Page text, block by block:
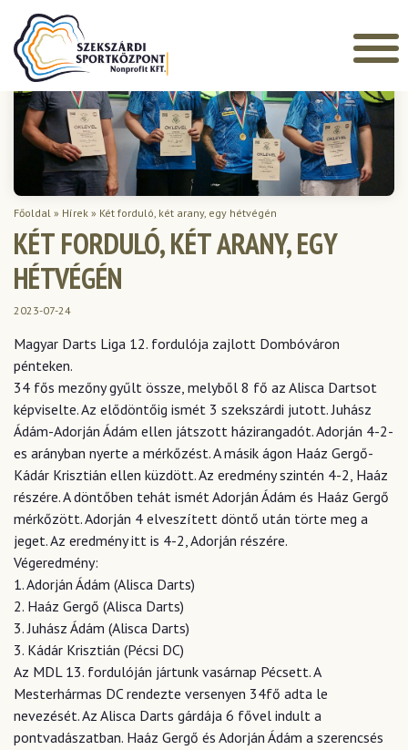
Főoldal » Hírek » Két forduló, két arany, egy hétvégén
KÉT FORDULÓ, KÉT ARANY, EGY
HÉTVÉGÉN
2023-07-24
Magyar Darts Liga 12. fordulója zajlott Dombóváron
pénteken.
34 fős mezőny gyűlt össze, melyből 8 fő az Alisca Dartsot
képviselte. Az elődöntőig ismét 3 szekszárdi jutott. Juhász
Ádám-Adorján Ádám ellen játszott házirangadót. Adorján 4-2-
es arányban nyerte a mérkőzést. A másik ágon Haáz Gergő-
Kádár Krisztián ellen küzdött. Az eredmény szintén 4-2, Haáz
részére. A döntőben tehát ismét Adorján Ádám és Haáz Gergő
mérkőzött. Adorján 4 elveszített döntő után törte meg a
jeget. Az eredmény itt is 4-2, Adorján részére.
Végeredmény:
1. Adorján Ádám (Alisca Darts)
2. Haáz Gergő (Alisca Darts)
3. Juhász Ádám (Alisca Darts)
3. Kádár Krisztián (Pécsi DC)
Az MDL 13. fordulóján jártunk vasárnap Pécsett. A
Mesterhármas DC rendezte versenyen 34fő adta le
nevezését. Az Alisca Darts gárdája 6 fővel indult a
pontvadászatban. Haáz Gergő és Adorján Ádám a szerencsés